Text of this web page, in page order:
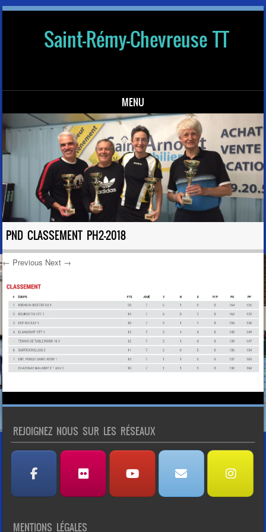
Saint-Rémy-Chevreuse TT
MENU
Skip to content
PND CLASSEMENT PH2-2018
← Previous Next →
REJOIGNEZ NOUS SUR LES RÉSEAUX
MENTIONS LÉGALES